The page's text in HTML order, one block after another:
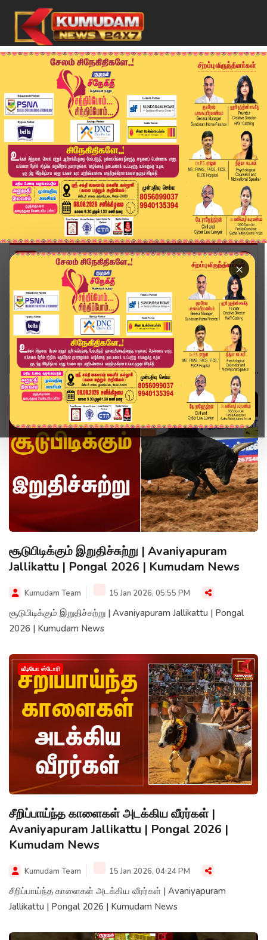
×
Home Topics வீடியோ
வீடியோ
சூடுபிடிக்கும் இறுதிச்சுற்று | Avaniyapuram
Jallikattu | Pongal 2026 | Kumudam News
Kumudam Team 15 Jan 2026, 05:55 PM
சூடுபிடிக்கும் இறுதிச்சுற்று | Avaniyapuram Jallikattu | Pongal
2026 | Kumudam News
வீடியோ ஸ்டோரி
சீறிப்பாய்ந்த காளைகள் அடக்கிய வீரர்கள் |
Avaniyapuram Jallikattu | Pongal 2026 |
Kumudam News
Kumudam Team 15 Jan 2026, 04:24 PM
சீறிப்பாய்ந்த காளைகள் அடக்கிய வீரர்கள் | Avaniyapuram
Jallikattu | Pongal 2026 | Kumudam News